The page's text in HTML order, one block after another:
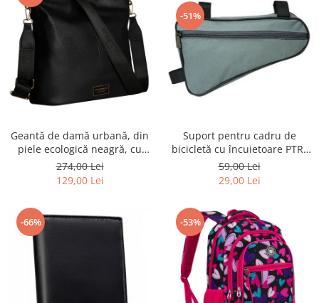
Geantă de damă urbană, din
piele ecologică neagră, cu
curea reglabilă - Peterson
PTR-PTN JK6-06-6642
274,00 Lei
129,00 Lei
-51%
Suport pentru cadru de
bicicletă cu încuietoare PTR-
AR-S-101
59,00 Lei
29,00 Lei
-66% -53%